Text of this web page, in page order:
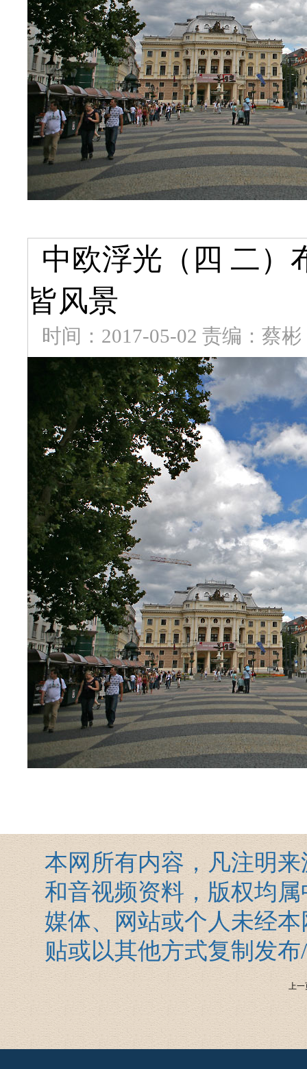
中欧浮光（四 二）
皆风景
时间：2017-05-02 责编：蔡彬
本网所有内容，凡注明
和音视频资料，版权均
媒体、网站或个人未经
贴或以其他方式复制发
上一